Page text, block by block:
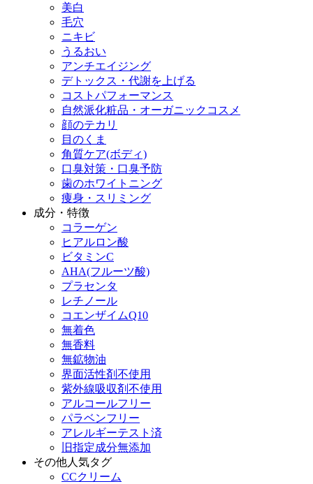
美白
毛穴
ニキビ
うるおい
アンチエイジング
デトックス・代謝を上げる
コストパフォーマンス
自然派化粧品・オーガニックコスメ
顔のテカリ
目のくま
角質ケア(ボディ)
口臭対策・口臭予防
歯のホワイトニング
痩身・スリミング
成分・特徴
コラーゲン
ヒアルロン酸
ビタミンC
AHA(フルーツ酸)
プラセンタ
レチノール
コエンザイムQ10
無着色
無香料
無鉱物油
界面活性剤不使用
紫外線吸収剤不使用
アルコールフリー
パラベンフリー
アレルギーテスト済
旧指定成分無添加
その他人気タグ
CCクリーム